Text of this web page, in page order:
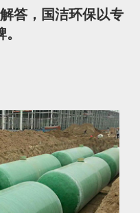
答，国洁环保以专